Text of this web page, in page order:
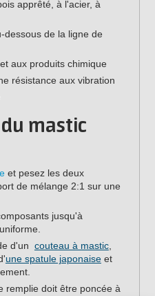
apprêté, à l'acier, à
dessous de la ligne de
aux produits chimique
résistance aux vibration
mastic
et pesez les deux
de mélange 2:1 sur une
jusqu'à
d'un couteau à mastic,
une spatule japonaiseet
remplie doit être poncée à